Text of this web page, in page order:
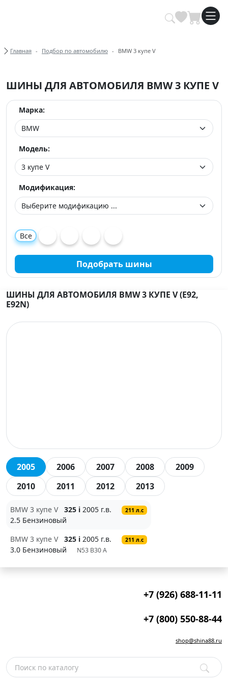
Купить автомобильные шины
Хлебные крошки
Главная Подбор по автомобилю BMW 3 купе V
ШИНЫ ДЛЯ АВТОМОБИЛЯ BMW 3 КУПЕ V
Марка:
Модель:
Модификация:
Все
Подобрать шины
ШИНЫ ДЛЯ АВТОМОБИЛЯ BMW 3 КУПЕ V (E92,
E92N)
2005 2006 2007 2008
2009
2010
2011 2012 2013
BMW 3 купе V 325 i 2005 г.в. 211 л.с
2.5 Бензиновый
BMW 3 купе V
325 i 2005 г.в. 211 л.с
3.0 Бензиновый N53 B30 A
+7 (926) 688-11-11
+7 (800) 550-88-44
shop@shina88.ru